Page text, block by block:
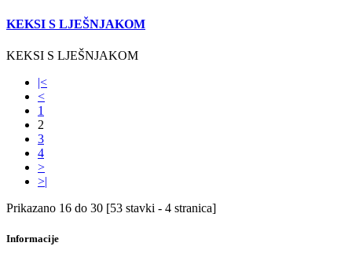
KEKSI S LJEŠNJAKOM
KEKSI S LJEŠNJAKOM
|<
<
1
2
3
4
>
>|
Prikazano 16 do 30 [53 stavki - 4 stranica]
Informacije